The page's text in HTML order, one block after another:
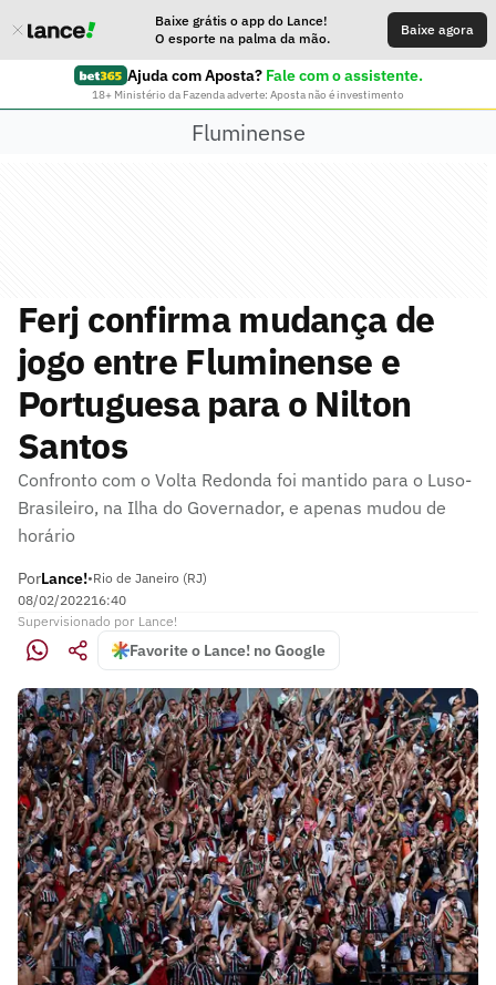
Baixe grátis o app do Lance!
O esporte na palma da mão.
Baixe agora
Ajuda com Aposta? Fale com o assistente.
18+ Ministério da Fazenda adverte: Aposta não é investimento
Fluminense
Ferj confirma mudança de
jogo entre Fluminense e
Portuguesa para o Nilton
Santos
Confronto com o Volta Redonda foi mantido para o Luso-
Brasileiro, na Ilha do Governador, e apenas mudou de
horário
PorLance!•Rio de Janeiro (RJ)
08/02/202216:40
Supervisionado por Lance!
Favorite o Lance! no Google